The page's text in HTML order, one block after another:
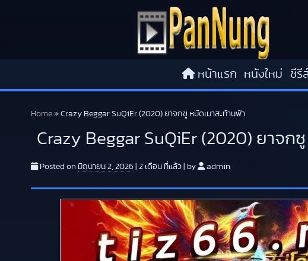
หน้าแรก หนังใหม่ ซีรี
Home » Crazy Beggar SuQiEr (2020) ยาจกซู หมัดเมาสะท้านฟ้า
Crazy Beggar SuQiEr (2020) ยาจก
Posted on มิถุนายน 2, 2026 2 เดือน ที่แล้ว by admin